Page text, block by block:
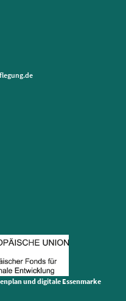
und digitale Essenmarke